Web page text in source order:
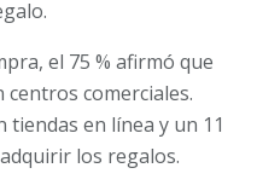
el 75 % afirmó que
centros comerciales.
tiendas en línea y un 11
los regalos.